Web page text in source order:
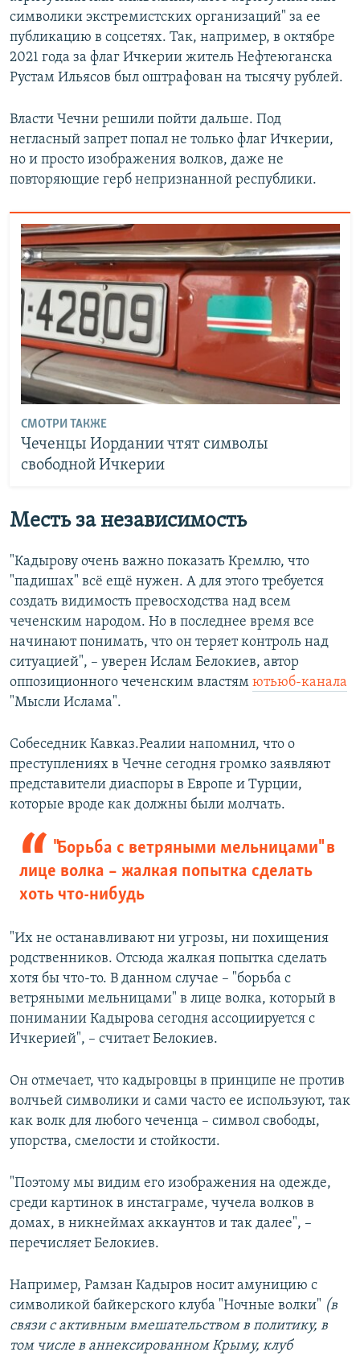
символики экстремистских организаций" за ее
публикацию в соцсетях. Так, например, в октябре
2021 года за флаг Ичкерии житель Нефтеюганска
Рустам Ильясов был оштрафован на тысячу рублей.
Власти Чечни решили пойти дальше. Под
негласный запрет попал не только флаг Ичкерии,
но и просто изображения волков, даже не
повторяющие герб непризнанной республики.
СМОТРИ ТАКЖЕ
Чеченцы Иордании чтят символы
свободной Ичкерии
Месть за независимость
"Кадырову очень важно показать Кремлю, что
"падишах" всё ещё нужен. А для этого требуется
создать видимость превосходства над всем
чеченским народом. Но в последнее время все
начинают понимать, что он теряет контроль над
ситуацией", – уверен Ислам Белокиев, автор
оппозиционного чеченским властям ютьюб-канала
"Мысли Ислама".
Собеседник Кавказ.Реалии напомнил, что о
преступлениях в Чечне сегодня громко заявляют
представители диаспоры в Европе и Турции,
которые вроде как должны были молчать.
"Борьба с ветряными мельницами" в
лице волка – жалкая попытка сделать
хоть что-нибудь
"Их не останавливают ни угрозы, ни похищения
родственников. Отсюда жалкая попытка сделать
хотя бы что-то. В данном случае – "борьба с
ветряными мельницами" в лице волка, который в
понимании Кадырова сегодня ассоциируется с
Ичкерией", – считает Белокиев.
Он отмечает, что кадыровцы в принципе не против
волчьей символики и сами часто ее используют, так
как волк для любого чеченца – символ свободы,
упорства, смелости и стойкости.
"Поэтому мы видим его изображения на одежде,
среди картинок в инстаграме, чучела волков в
домах, в никнеймах аккаунтов и так далее", –
перечисляет Белокиев.
Например, Рамзан Кадыров носит амуницию с
символикой байкерского клуба "Ночные волки" (в
связи с активным вмешательством в политику, в
том числе в аннексированном Крыму, клуб